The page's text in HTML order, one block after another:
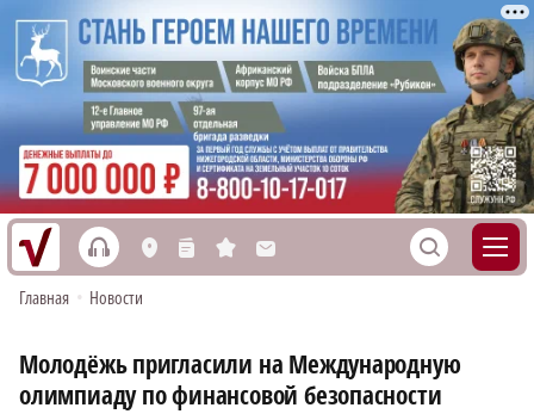
h L n s M S
Главная • Новости
Молодёжь пригласили на Международную
олимпиаду по финансовой безопасности